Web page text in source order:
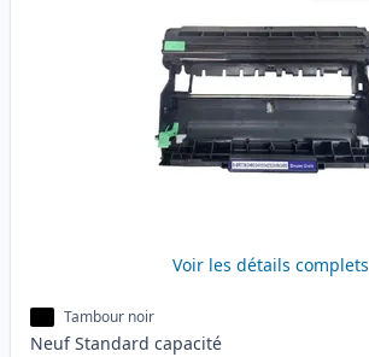
Voir les détails complets
Tambour noir
Neuf Standard capacité